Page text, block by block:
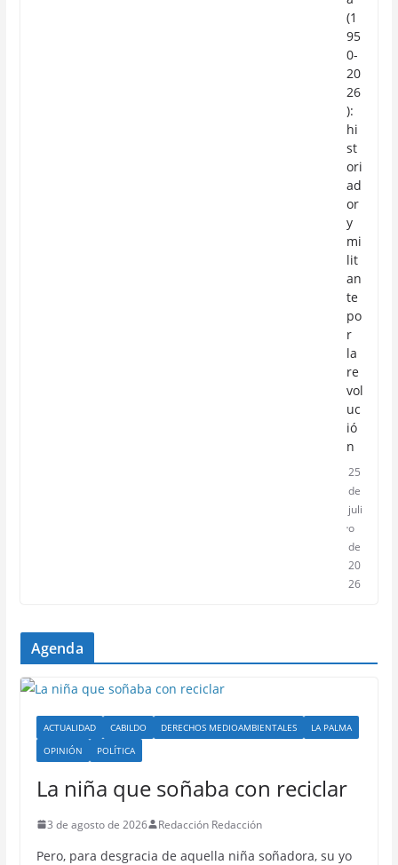
(1
95
0-
20
26
):
hi
st
ori
ad
or
y
mi
lit
an
te
po
r
la
re
vol
uc
ió
n
25
de
juli
o
de
20
26
Agenda
ACTUALIDAD CABILDO DERECHOS MEDIOAMBIENTALES
LA PALMA
OPINIÓN
POLÍTICA
La niña que soñaba con reciclar
3 de agosto de 2026 Redacción Redacción
Pero, para desgracia de aquella niña soñadora, su yo